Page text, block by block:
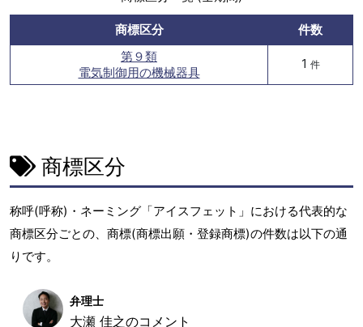
商標区分
件数
第９類
電気制御用の機械器具
1 件
商標区分
称呼(呼称)・ネーミング「アイスフェット」における代表的な
商標区分ごとの、商標(商標出願・登録商標)の件数は以下の通
りです。
弁理士
大瀬 佳之のコメント